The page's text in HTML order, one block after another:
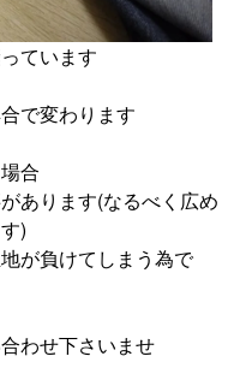
ています
で変わります
場合
あります(なるべく広め
)
が負けてしまう為で
わせ下さいませ